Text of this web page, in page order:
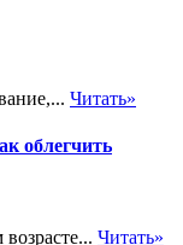
Читать»
облегчить
Читать»